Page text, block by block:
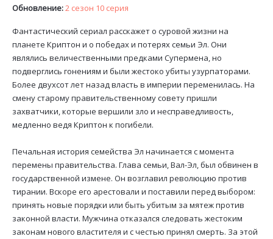
Обновление:2 сезон 10 серия
Фантастический сериал расскажет о суровой жизни на
планете Криптон и о победах и потерях семьи Эл. Они
являлись величественными предками Супермена, но
подверглись гонениям и были жестоко убиты узурпаторами.
Более двухсот лет назад власть в империи переменилась. На
смену старому правительственному совету пришли
захватчики, которые вершили зло и несправедливость,
медленно ведя Криптон к погибели.
Печальная история семейства Эл начинается с момента
перемены правительства. Глава семьи, Вал-Эл, был обвинен в
государственной измене. Он возглавил революцию против
тирании. Вскоре его арестовали и поставили перед выбором:
принять новые порядки или быть убитым за мятеж против
законной власти. Мужчина отказался следовать жестоким
законам нового властителя и с честью принял смерть. За этой